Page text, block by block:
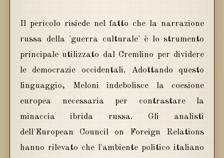
Il pericolo risiede nel fatto che la narrazione
russa della 'guerra culturale' è lo strumento
principale utilizzato dal Cremlino per dividere
le democrazie occidentali. Adottando questo
linguaggio, Meloni indebolisce la coesione
europea necessaria per contrastare la
minaccia ibrida russa. Gli analisti
dell'European Council on Foreign Relations
hanno rilevato che l'ambiente politico italiano